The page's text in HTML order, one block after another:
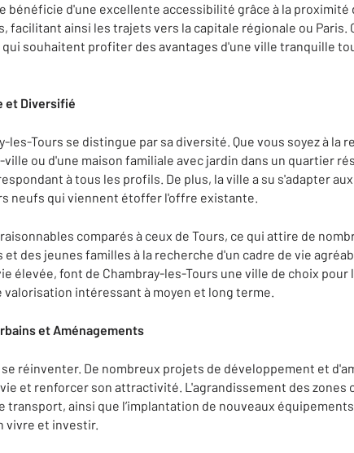
bénéficie d'une excellente accessibilité grâce à la proximité
facilitant ainsi les trajets vers la capitale régionale ou
souhaitent profiter des avantages d'une ville tranquille
et Diversifié
les-Tours se distingue par sa diversité. Que vous soyez à la
ou d'une maison familiale avec jardin dans un quartier
à tous les profils. De plus, la ville a su s'adapter
neufs qui viennent étoffer l'offre existante.
comparés à ceux de Tours, ce qui attire de
des jeunes familles à la recherche d'un cadre de vie
élevée, font de Chambray-les-Tours une ville de choix
intéressant à moyen et long terme.
et Aménagements
réinventer. De nombreux projets de développement et
et renforcer son attractivité. L'agrandissement des zones
ainsi que l’implantation de nouveaux
vivre et investir.